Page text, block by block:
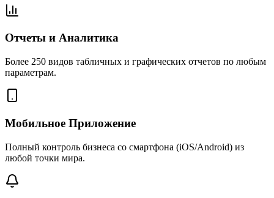
Отчеты и Аналитика
Более 250 видов табличных и графических отчетов по любым
параметрам.
Мобильное Приложение
Полный контроль бизнеса со смартфона (iOS/Android) из
любой точки мира.